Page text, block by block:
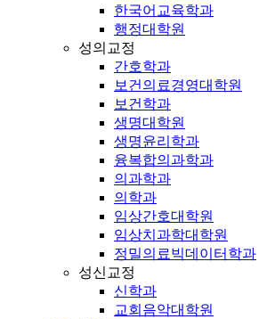
한국어교육학과
행정대학원
성의교정
간호학과
보건의료경영대학원
보건학과
생명대학원
생명윤리학과
융복합의과학과
의과학과
의학과
임상간호대학원
임상치과학대학원
정밀의료빅데이터학과
성신교정
신학과
교회음악대학원